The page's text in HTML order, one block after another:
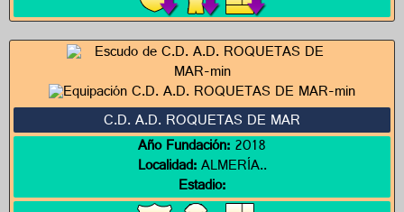
C.D. A.D. ROQUETAS DE MAR
Año Fundación:2018
Localidad:ALMERÍA..
Estadio: